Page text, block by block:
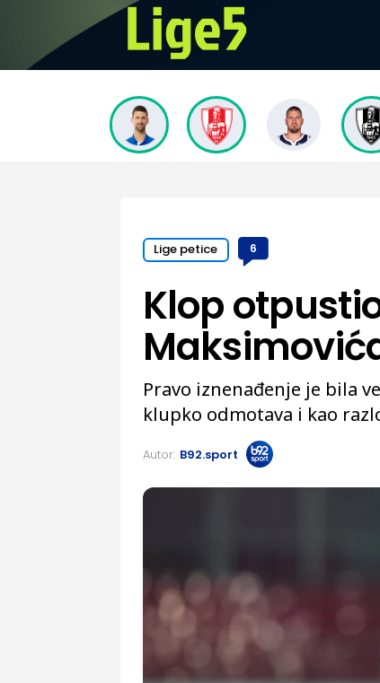
Lige petice 6
Klop
Pravo iznenađenje je bila
klupko odmotava i kao
Autor: B92.sport